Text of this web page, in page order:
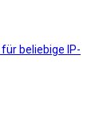
beliebige IP-